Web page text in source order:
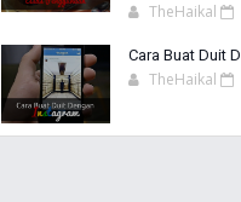
TheHaikal
Cara Buat Duit
TheHaikal